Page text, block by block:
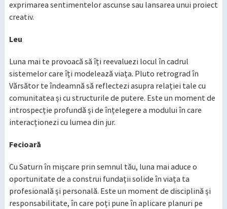
exprimarea sentimentelor ascunse sau lansarea unui proiect
creativ.
Leu
Luna mai te provoacă să îți reevaluezi locul în cadrul
sistemelor care îți modelează viața. Pluto retrograd în
Vărsător te îndeamnă să reflectezi asupra relației tale cu
comunitatea și cu structurile de putere. Este un moment de
introspecție profundă și de înțelegere a modului în care
interacționezi cu lumea din jur.​
Fecioară
Cu Saturn în mișcare prin semnul tău, luna mai aduce o
oportunitate de a construi fundații solide în viața ta
profesională și personală. Este un moment de disciplină și
responsabilitate, în care poți pune în aplicare planuri pe